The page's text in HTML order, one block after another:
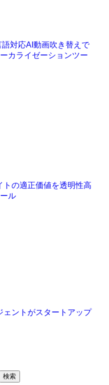
対応AI動画吹き替えで
カライゼーションツー
トの適正価値を透明性高
ル
ェントがスタートアップ
検索